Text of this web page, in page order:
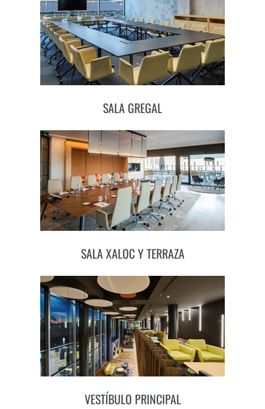
SALA GREGAL
SALA XALOC Y TERRAZA
VESTÍBULO PRINCIPAL